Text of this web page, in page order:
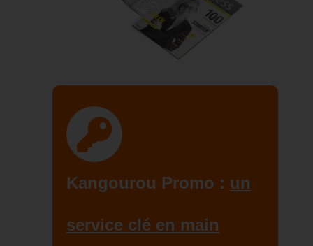
Kangourou Promo : un
service clé en main